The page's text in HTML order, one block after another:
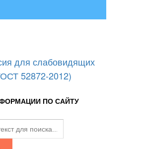
для слабовидящих
52872-2012)
ПО САЙТУ